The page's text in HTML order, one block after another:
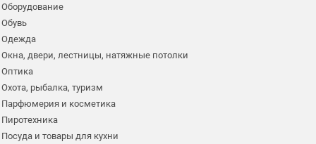
Оборудование
Обувь
Одежда
Окна, двери, лестницы, натяжные потолки
Оптика
Охота, рыбалка, туризм
Парфюмерия и косметика
Пиротехника
Посуда и товары для кухни